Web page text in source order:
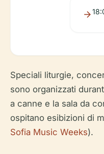
Speciali liturgie,
sono organizzati
a canne e la sala da
ospitano esibizioni di
Sofia Music Weeks).